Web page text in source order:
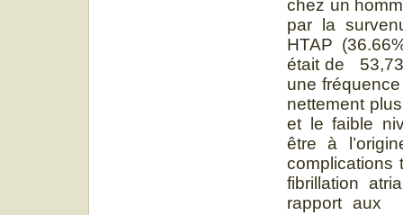
chez un
par la
HTAP
était de
une
nettement
et le faible
être à
complications
fibrillation
rapport aux